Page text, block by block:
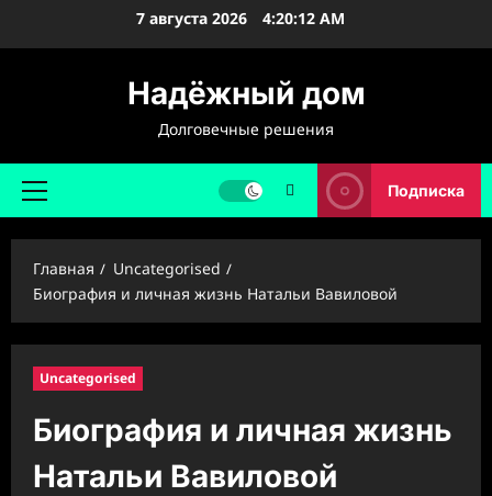
7 августа 2026 4:20:13 AM
Надёжный дом
Долговечные решения
Основное
Подписка
Главная
Uncategorised
Биография и личная жизнь Натальи Вавиловой
Uncategorised
Биография и личная жизнь
Натальи Вавиловой